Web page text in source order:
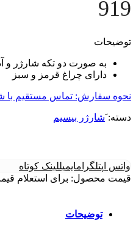
919
توضیحات
به صورت دو تکه شارژر و
دارای چراغ قرمز و سبز
نحوه سفارش: تماس مستقیم
دسته:َشارژر بیسیم
واتس اپتلگرامایمیللینک کوتاه
قیمت محصول: برای استعلام
توضیحات